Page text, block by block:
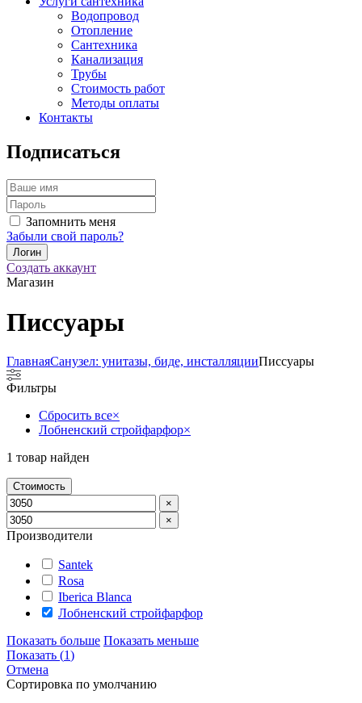
Водопровод
Отопление
Сантехника
Канализация
Трубы
Стоимость работ
Методы оплаты
Контакты
Подписаться
Запомнить меня
Забыли свой пароль?
Создать аккаунт
Магазин
Писсуары
ГлавнаяСанузел: унитазы, биде, инсталляцииПиссуары
Фильтры
Сбросить все×
Лобненский стройфарфор×
1 товар найден
Стоимость
×
×
Производители
Santek
Rosa
Iberica Blanca
Лобненский стройфарфор
Показать больше Показать меньше
Показать (1)
Отмена
Сортировка по умолчанию